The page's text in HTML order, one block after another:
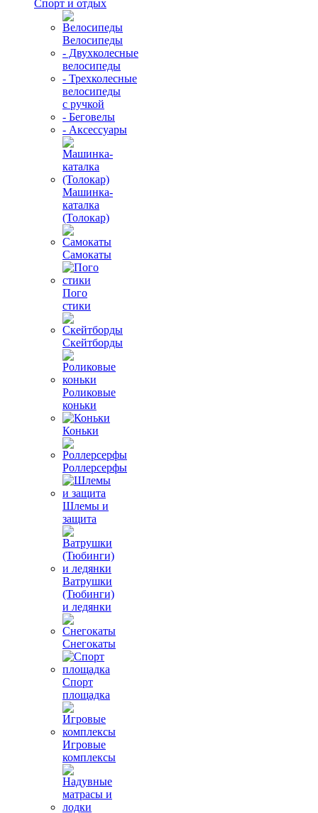
Спорт и отдых
Велосипеды
- Двухколесные
велосипеды
- Трехколесные
велосипеды
с ручкой
- Беговелы
- Аксессуары
Машинка-
каталка
(Толокар)
Самокаты
Пого
стики
Скейтборды
Роликовые
коньки
Коньки
Роллерсерфы
Шлемы и
защита
Ватрушки
(Тюбинги)
и ледянки
Снегокаты
Спорт
площадка
Игровые
комплексы